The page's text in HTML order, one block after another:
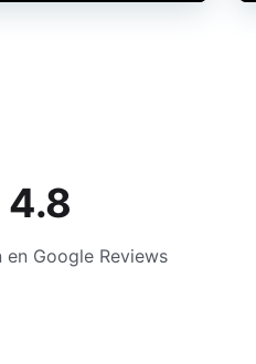
4.8
en Google Reviews